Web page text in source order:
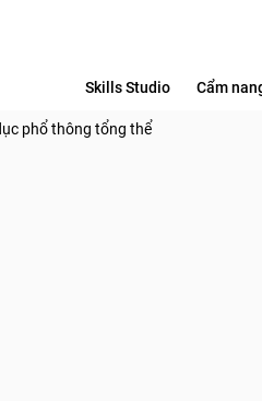
Skills Studio Cẩm
phổ thông tổng thể